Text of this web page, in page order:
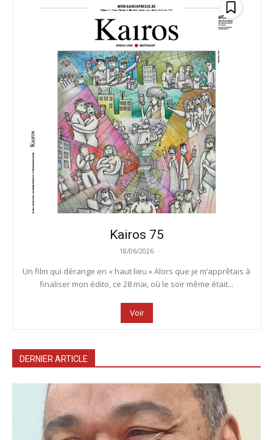
Kairos 75
18/06/2026
Un film qui dérange en « haut lieu » Alors que je m’apprêtais à
finaliser mon édito, ce 28 mai, où le soir même était...
Voir
DERNIER ARTICLE